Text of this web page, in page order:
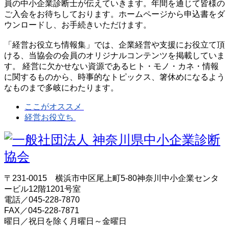
員の中小企業診断士が伝えていきます。年間を通じて皆様の
ご入会をお待ちしております。ホームページから申込書をダ
ウンロードし、お手続きいただけます。
「経営お役立ち情報集」では、企業経営や支援にお役立て頂
ける、当協会の会員のオリジナルコンテンツを掲載していま
す。 経営に欠かせない資源であるヒト・モノ・カネ・情報
に関するものから、時事的なトピックス、箸休めになるよう
なものまで多岐にわたります。
ここがオススメ
経営お役立ち
〒231-0015 横浜市中区尾上町5-80神奈川中小企業センタ
ービル12階1201号室
電話／045-228-7870
FAX／045-228-7871
曜日／祝日を除く月曜日～金曜日